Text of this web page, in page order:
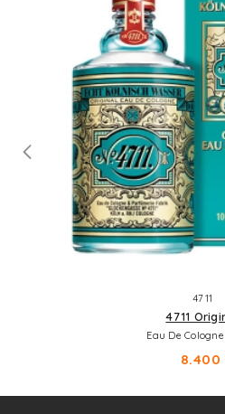
4711
4711
Eau De
8.400